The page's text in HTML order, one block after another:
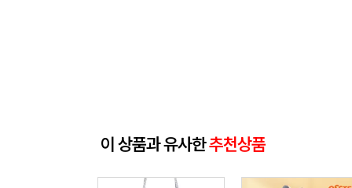
이 상품과 유사한추천상품